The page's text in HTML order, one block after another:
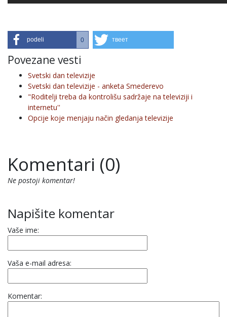
podeli 0 твеет
Povezane vesti
Svetski dan televizije
Svetski dan televizije - anketa Smederevo
"Roditelji treba da kontrolišu sadržaje na televiziji i
internetu''
Opcije koje menjaju način gledanja televizije
Komentari (0)
Ne postoji komentar!
Napišite komentar
Vaše ime:
Vaša e-mail adresa:
Komentar: